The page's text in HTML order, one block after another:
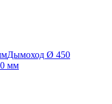
Дымоход Ø 450
мм